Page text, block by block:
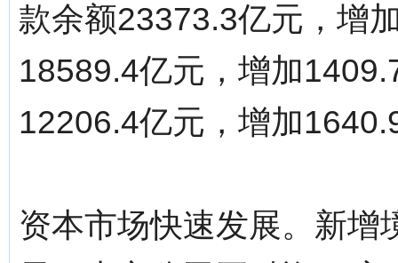
款余额23373.3亿元，增
18589.4亿元，增加
12206.4亿元，增加
资本市场快速发展。新增